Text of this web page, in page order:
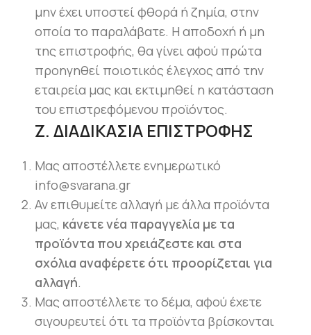
μην έχει υποστεί φθορά ή ζημία, στην
οποία το παραλάβατε. Η αποδοχή ή μη
της επιστροφής, θα γίνει αφού πρώτα
προηγηθεί ποιοτικός έλεγχος από την
εταιρεία μας και εκτιμηθεί η κατάσταση
του επιστρεφόμενου προϊόντος.
Ζ. ΔΙΑΔΙΚΑΣΙΑ ΕΠΙΣΤΡΟΦΗΣ
Μας αποστέλλετε ενημερωτικό
info@svarana.gr
Αν επιθυμείτε αλλαγή με άλλα προϊόντα
μας, κάνετε νέα παραγγελία με τα
προϊόντα που χρειάζεστε και στα
σχόλια αναφέρετε ότι προορίζεται για
αλλαγή.
Μας αποστέλλετε το δέμα, αφού έχετε
σιγουρευτεί ότι τα προϊόντα βρίσκονται